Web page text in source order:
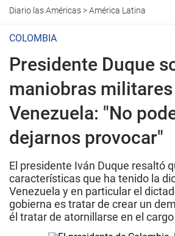
Diario las Américas>América Latina
COLOMBIA
Presidente Duque
maniobras militares
Venezuela: "No
dejarnos provocar"
El presidente Iván Duque resaltó
características que ha tenido la
Venezuela y en particular el
gobierna es tratar de crear un
él tratar de atornillarse en el cargo